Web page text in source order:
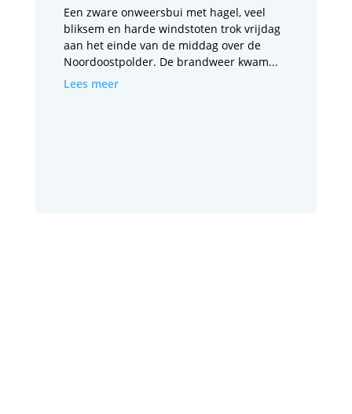
Een zware onweersbui met hagel, veel
bliksem en harde windstoten trok vrijdag
aan het einde van de middag over de
Noordoostpolder. De brandweer kwam...
Lees meer